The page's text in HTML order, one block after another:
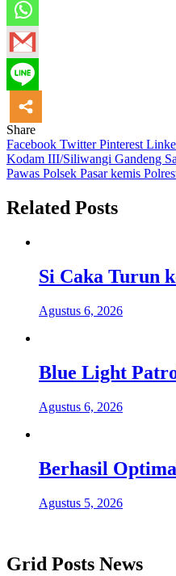
Share
Facebook TwitterPinterest
Navigasi
pos
Kodam III/Siliwangi Gandeng
Pawas Polsek Pasar kemis
Related Posts
Si Caka Turun
Agustus 6, 2026
Blue Light
Agustus 6, 2026
Berhasil
Agustus 5, 2026
Grid Posts News